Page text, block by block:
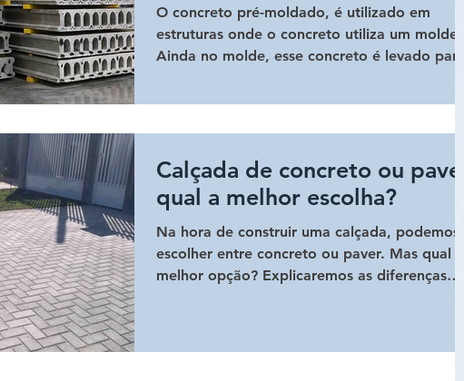
O concreto pré-moldado, é utilizado em
estruturas onde o concreto utiliza um molde.
Ainda no molde, esse concreto é levado
Calçada de concreto ou
qual a melhor escolha?
Na hora de construir uma calçada, podemos
escolher entre concreto ou paver. Mas qual
melhor opção? Explicaremos as diferenças